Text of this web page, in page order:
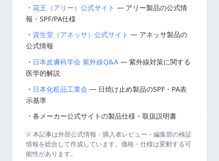
・ 花王（アリー）公式サイト — アリー製品の公式情
報・SPF/PA仕様
・ 資生堂（アネッサ）公式サイト — アネッサ製品の
公式情報
・ 日本皮膚科学会 紫外線Q&A — 紫外線対策に関する
医学的解説
・ 日本化粧品工業会 — 日焼け止め製品のSPF・PA表
示基準
・各メーカー公式サイトの製品仕様・取扱説明書
※ 本記事は外部公式情報・購入者レビュー・編集部の検証
情報を総合して作成しています。価格・仕様は変動する可
能性があります。